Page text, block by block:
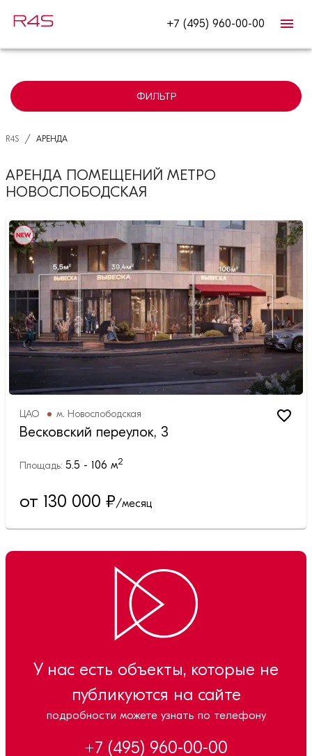
+7 (495) 960-00-00
ФИЛЬТР
R4S / АРЕНДА
АРЕНДА ПОМЕЩЕНИЙ МЕТРО
НОВОСЛОБОДСКАЯ
ЦАО м. Новослободская
Весковский переулок, 3
Площадь: 5.5 - 106 м2
от 130 000 ₽/месяц
У нас есть объекты, которые не
публикуются на сайте
подробности можете узнать по телефону
+7 (495) 960-00-00